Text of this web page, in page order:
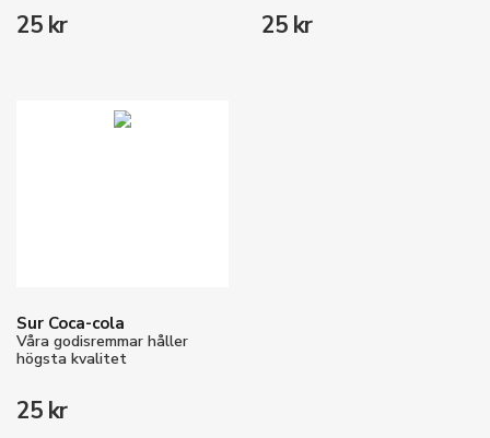
25 kr 25 kr
Sur Coca-cola
Våra godisremmar håller
högsta kvalitet
25 kr